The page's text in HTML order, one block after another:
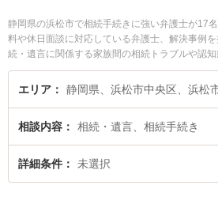
静岡県の浜松市で相続手続きに強い弁護士が17
料や休日面談に対応している弁護士、解決事例
続・遺言に関係する家族間の相続トラブルや認
な分野での絞り込み検索もでき便利です。特に
フィスの大城 拓摩弁護士やJPS総合法律事務所
続きのトラブルを今すぐに弁護士に相談したい
の実績豊富な近くの弁護士を検索したい』『初
相談できる浜松市内の弁護士に相談予約したい
エリア
相談内容 相続・遺言、相続手続き
詳細条件 未選択